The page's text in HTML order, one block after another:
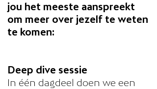
jou het meeste aanspreekt
om meer over jezelf te weten
te komen:
Deep dive sessie
In één dagdeel doen we een